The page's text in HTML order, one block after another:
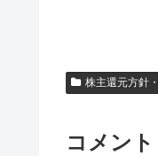
株主還元方針
コメント